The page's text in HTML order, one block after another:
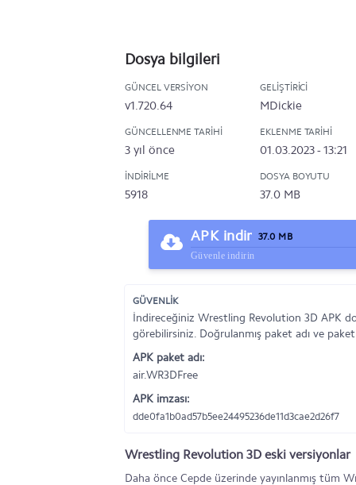
Dosya bilgileri
GÜNCEL VERSIYON
v1.720.64
GELIŞTIRICI
MDickie
GÜNCELLENME TARIHI
3 yıl önce
EKLENME TARIHI
01.03.2023 - 13:21
İNDIRILME
5918
DOSYA BOYUTU
37.0 MB
APK indir 37.0 MB
Güvenle indirin
GÜVENLİK
İndireceğiniz Wrestling Revolution 3D APK
görebilirsiniz. Doğrulanmış paket adı ve
APK paket adı:
air.WR3DFree
APK imzası:
dde0fa1b0ad57b5ee24495236de11d3cae2d26f7
Wrestling Revolution 3D eski versiyonlar
Daha önce Cepde üzerinde yayınlanmış tüm